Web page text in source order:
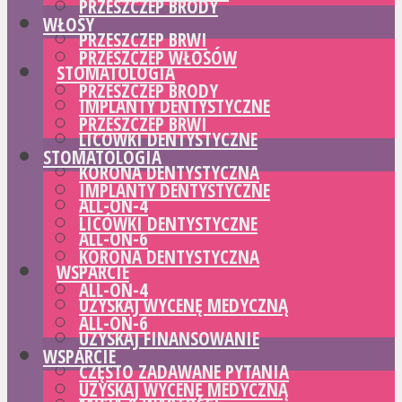
PRZESZCZEP BRODY
PRZESZCZEP BRWI
STOMATOLOGIA
IMPLANTY DENTYSTYCZNE
LICÓWKI DENTYSTYCZNE
KORONA DENTYSTYCZNA
ALL-ON-4
ALL-ON-6
WSPARCIE
UZYSKAJ WYCENĘ MEDYCZNĄ
UZYSKAJ FINANSOWANIE
CZĘSTO ZADAWANE PYTANIA
WŁOSY
PRZESZCZEP WŁOSÓW
PRZESZCZEP BRODY
PRZESZCZEP BRWI
STOMATOLOGIA
IMPLANTY DENTYSTYCZNE
LICÓWKI DENTYSTYCZNE
KORONA DENTYSTYCZNA
ALL-ON-4
ALL-ON-6
WSPARCIE
UZYSKAJ WYCENĘ MEDYCZNĄ